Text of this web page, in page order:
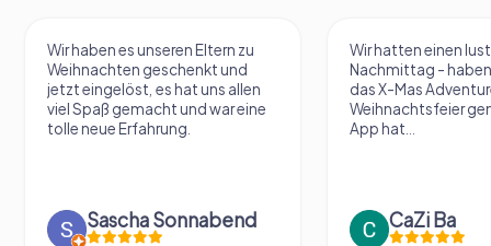
Wir haben es unseren Eltern zu
Weihnachten geschenkt und
jetzt eingelöst, es hat uns allen
viel Spaß gemacht und war eine
tolle neue Erfahrung.
Sascha Sonnabend
Wir hatten einen
Nachmittag -
das X-Mas
Weihnachtsfeier
App hat...
CaZi Ba